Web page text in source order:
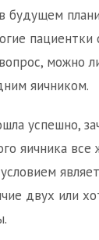
будущем
пациентки
можно
яичником.
успешно,
яичника все
двух или